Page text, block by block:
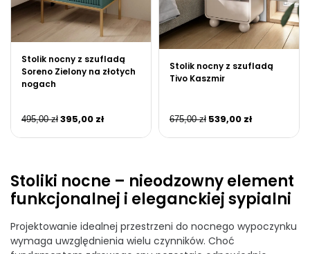
Stolik nocny z szufladą
Soreno Zielony na złotych
nogach
495,00zł 395,00 zł
Stolik nocny z szufladą
Tivo Kaszmir
675,00zł 539,00 zł
Stoliki nocne – nieodzowny element
funkcjonalnej i eleganckiej sypialni
Projektowanie idealnej przestrzeni do nocnego wypoczynku
wymaga uwzględnienia wielu czynników. Choć